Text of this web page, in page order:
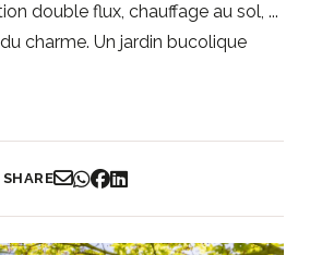
double flux, chauffage au sol, ...
charme. Un jardin bucolique
SHARE
Partager par Email
Partager sur WhatsApp
Partager sur Facebook
Partager sur LinkedIn